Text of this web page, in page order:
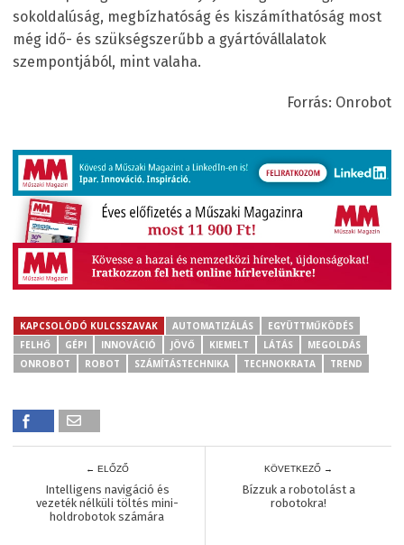
sokoldalúság, megbízhatóság és kiszámíthatóság most
még idő- és szükségszerűbb a gyártóvállalatok
szempontjából, mint valaha.
Forrás: Onrobot
KAPCSOLÓDÓ KULCSSZAVAK AUTOMATIZÁLÁS
EGYÜTTMŰKÖDÉS
FELHŐ
GÉPI INNOVÁCIÓ JÖVŐ KIEMELT LÁTÁS
MEGOLDÁS
ONROBOT
ROBOT SZÁMÍTÁSTECHNIKA TECHNOKRATA TREND
← ELŐZŐ
Intelligens navigáció és
vezeték nélküli töltés mini-
holdrobotok számára
KÖVETKEZŐ →
Bízzuk a robotolást a
robotokra!